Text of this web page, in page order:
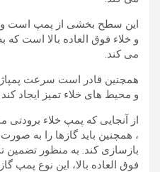
این سطح بخشی از پمپ است و
و خلاء فوق العاده بالا است
می کند.
همچنین قادر است سرعت پمپاژ
و محیط های خلاء تمیز ایجاد
از آنجایی که پمپ خلاء
، همچنین باید گازها را به
بازسازی کند. به منظور تضمین
فوق العاده بالا، این نوع پمپ